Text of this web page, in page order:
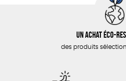
Un achat éco-
des produits